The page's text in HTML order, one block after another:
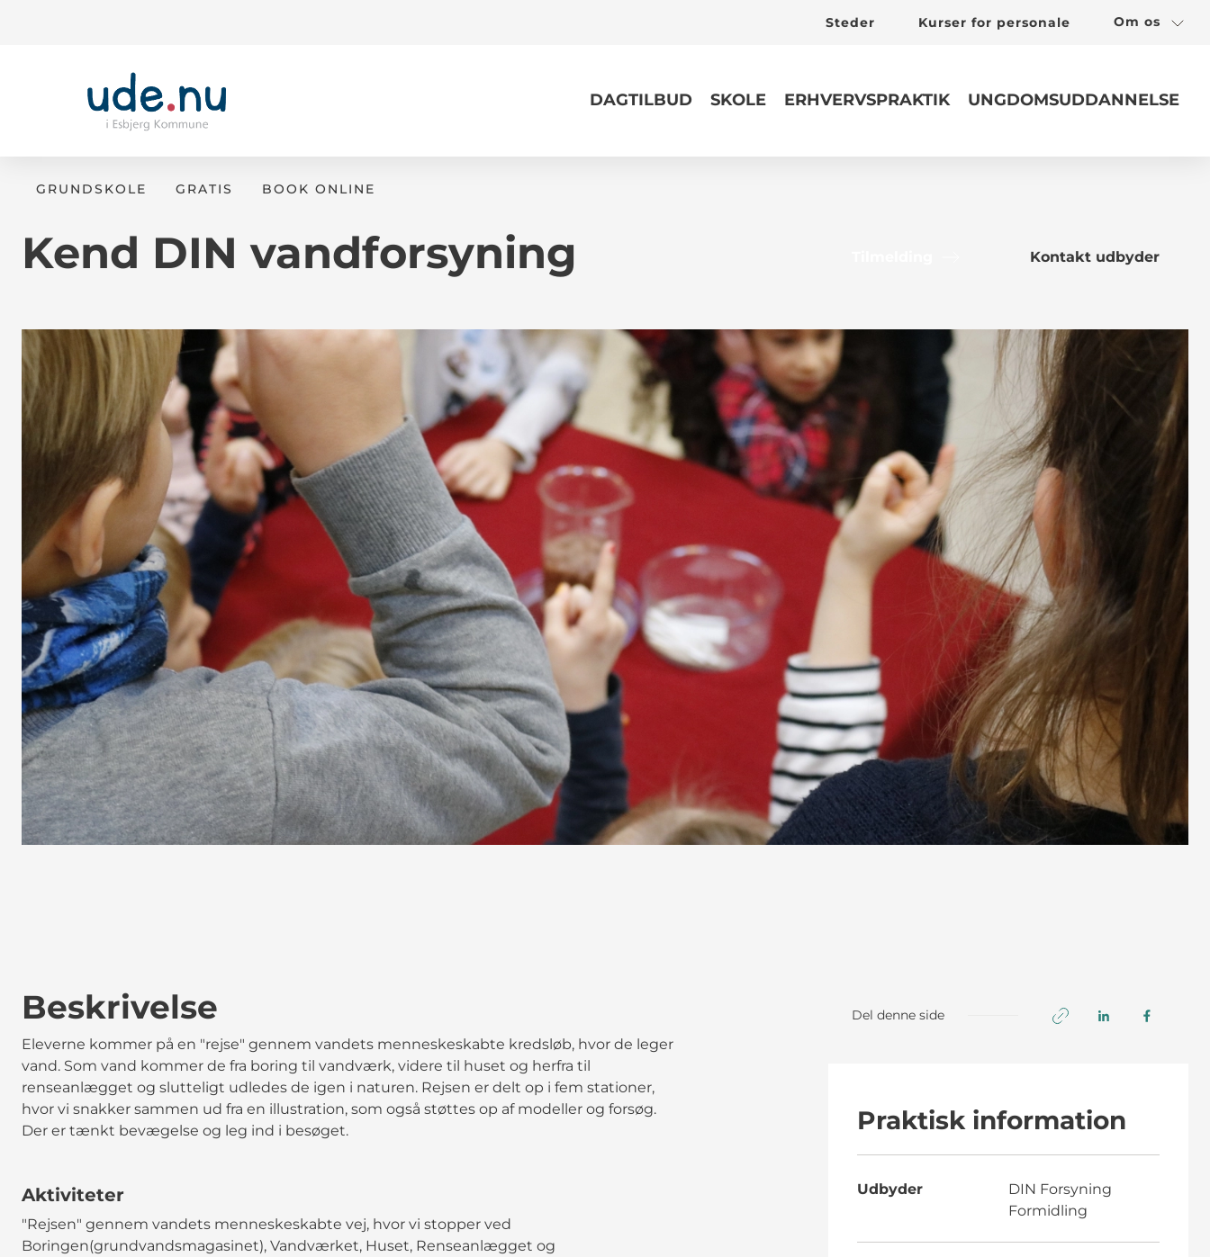
Steder Kurser for personale Om os
DAGTILBUD SKOLE ERHVERVSPRAKTIK UNGDOMSUDDANNELSE
GRUNDSKOLE GRATIS BOOK ONLINE
Kend DIN vandforsyning Kontakt udbyder
Beskrivelse
Eleverne kommer på en "rejse" gennem vandets menneskeskabte kredsløb, hvor de leger
vand. Som vand kommer de fra boring til vandværk, videre til huset og herfra til
renseanlægget og slutteligt udledes de igen i naturen. Rejsen er delt op i fem stationer,
hvor vi snakker sammen ud fra en illustration, som også støttes op af modeller og forsøg.
Der er tænkt bevægelse og leg ind i besøget.
Aktiviteter
"Rejsen" gennem vandets menneskeskabte vej, hvor vi stopper ved
Boringen(grundvandsmagasinet), Vandværket, Huset, Renseanlægget og
Del denne side
Praktisk information
Udbyder
DIN Forsyning
Formidling